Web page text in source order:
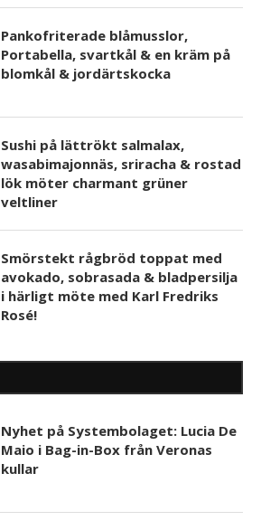
Pankofriterade blåmusslor,
Portabella, svartkål & en kräm på
blomkål & jordärtskocka
Sushi på lättrökt salmalax,
wasabimajonnäs, sriracha & rostad
lök möter charmant grüner
veltliner
Smörstekt rågbröd toppat med
avokado, sobrasada & bladpersilja
i härligt möte med Karl Fredriks
Rosé!
Nyhet på Systembolaget: Lucia De
Maio i Bag-in-Box från Veronas
kullar